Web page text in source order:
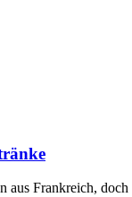
aus Frankreich,